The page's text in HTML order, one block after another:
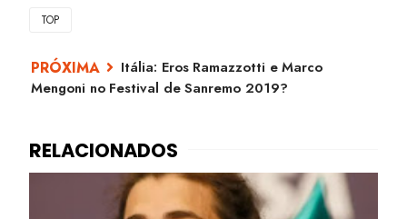
TOP
Itália: Eros Ramazzotti e Marco
Mengoni no Festival de Sanremo 2019?